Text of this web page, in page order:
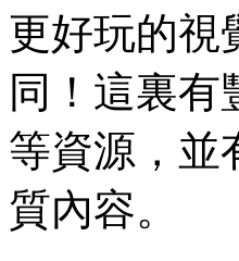
更好玩的視
同！這裏
等資源，並
質內容。